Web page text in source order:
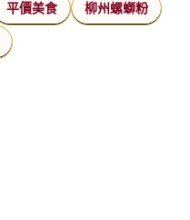
平價美食 柳州螺螄粉